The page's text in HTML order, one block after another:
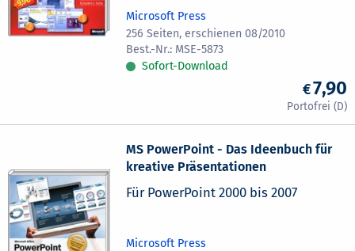
Microsoft Press
256 Seiten, erschienen 08/2010
MSE-5873
Sofort-Download
7,90
MS PowerPoint - Das Ideenbuch für
kreative Präsentationen
Für PowerPoint 2000 bis 2007
Microsoft Press